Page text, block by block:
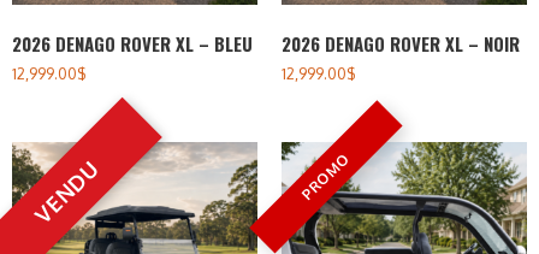
2026 DENAGO ROVER XL – BLEU
12,999.00$
2026 DENAGO ROVER XL – NOIR
12,999.00$